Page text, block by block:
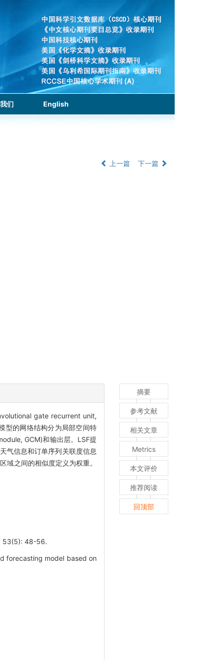
们 English
上一篇 下一篇
gate recurrent unit,
型的网络结构分为局部空间特
GCM)和输出层。LSF提
气信息和订单序列关联度信息
域之间的相似度定义为权重。
53(5): 48-56.
forecasting model based on
摘要
参考文献
相关文章
Metrics
本文评价
推荐阅读
回顶部